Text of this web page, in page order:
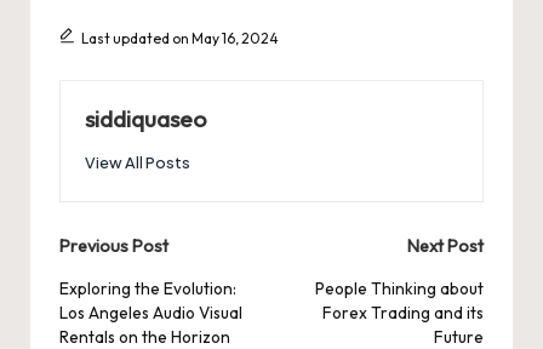
Last updated on May 16, 2024
siddiquaseo
View All Posts
Post
navigation
Previous Post
Exploring the Evolution:
Los Angeles Audio Visual
Rentals on the Horizon
Next Post
People Thinking about
Forex Trading and its
Future